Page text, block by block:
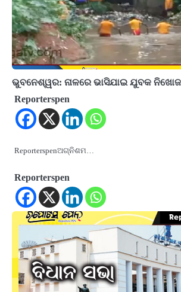
ଭୁବନେଶ୍ୱର: ନାଳରେ ଭାସିଯାଇ ଯୁବକ ନିଖୋଜ
Reporterspen
Reporterspenଅଗ୍ନିଶମ…
Reporterspen